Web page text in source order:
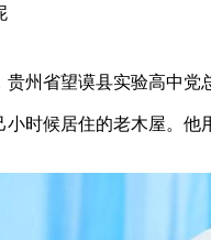
州省望谟县实验高中
时候居住的老木屋。他